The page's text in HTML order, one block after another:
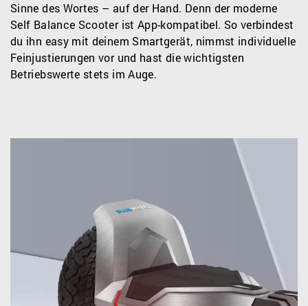
Sinne des Wortes – auf der Hand. Denn der moderne
Self Balance Scooter ist App-kompatibel. So verbindest
du ihn easy mit deinem Smartgerät, nimmst individuelle
Feinjustierungen vor und hast die wichtigsten
Betriebswerte stets im Auge.